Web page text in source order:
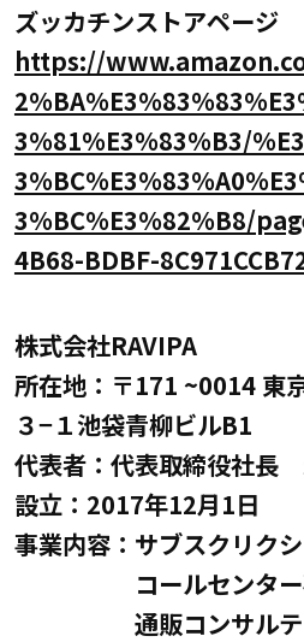
ズッカチンストアページ
https://
3%81%E3%83%B3/
3%BC%E3%82%B8/
4B68-BDBF-
株式会社RAVIPA
所在地：〒171 ~0014 東
３−１池袋青柳ビルB1
代表者：代表取締役社長
設立：2017年12月1日
事業内容：サブスクリク
コールセン
通販コンサルティ